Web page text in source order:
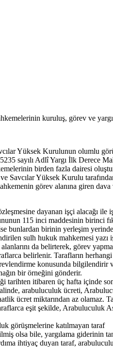
kuruluş, görev ve
Yüksek Kurulunun olumlu
sayılı Adlî Yargı İlk
birden fazla dairesi
Savcılar Yüksek Kurulu
görev alanına giren
dayanan işçi alacağı ile
115 inci maddesinin birinci
bunlardan birinin yerleşim
sulh hukuk mahkemesi
da belirterek, görev
belirlenir. Tarafların
konusunda
bir örneğini gönderir.
itibaren üç hafta içinde
arabuluculuk ücreti,
ücret miktarından az olamaz.
eşit şekilde,
görüşmelerine katılmayan taraf
olsa bile, yargılama giderinin
ihtiyaç duyan taraf,